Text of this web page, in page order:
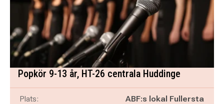
Popkör 9-13 år, HT-26 centrala Huddinge
Plats:
ABF:s lokal Fullersta